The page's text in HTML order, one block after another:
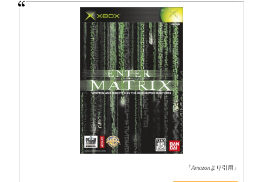
「Amazonより引用」